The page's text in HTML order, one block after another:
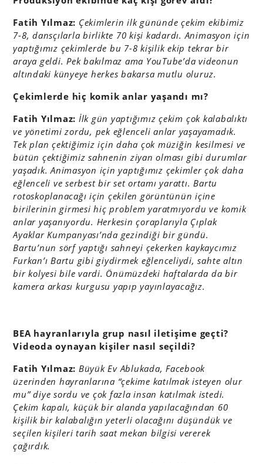
Fatih Yılmaz: Çekimlerin ilk gününde çekim ekibimiz
7-8, dansçılarla birlikte 70 kişi kadardı. Animasyon için
yaptığımız çekimlerde bu 7-8 kişilik ekip tekrar bir
araya geldi. Pek bakılmaz ama YouTube’da videonun
altındaki künyeye herkes bakarsa mutlu oluruz.
Çekimlerde hiç komik anlar yaşandı mı?
Fatih Yılmaz: İlk gün yaptığımız çekim çok kalabalıktı
ve yönetimi zordu, pek eğlenceli anlar yaşayamadık.
Tek plan çektiğimiz için daha çok müziğin kesilmesi ve
bütün çektiğimiz sahnenin ziyan olması gibi durumlar
yaşadık. Animasyon için yaptığımız çekimler çok daha
eğlenceli ve serbest bir set ortamı yarattı. Bartu
rotoskoplanacağı için çekilen görüntünün içine
birilerinin girmesi hiç problem yaratmıyordu ve komik
anlar yaşanıyordu. Herkesin çoraplarıyla Çıplak
Ayaklar Kumpanyası’nda gezindiği bir gündü.
Bartu’nun sörf yaptığı sahneyi çekerken kaykaycımız
Furkan’ı Bartu gibi giydirmek eğlenceliydi, sahte altın
bir kolyesi bile vardi. Önümüzdeki haftalarda da bir
kamera arkası kurgusu yapıp yayınlayacağız.
BEA hayranlarıyla grup nasıl iletişime geçti?
Videoda oynayan kişiler nasıl seçildi?
Fatih Yılmaz: Büyük Ev Ablukada, Facebook
üzerinden hayranlarına “çekime katılmak isteyen olur
mu” diye sordu ve çok fazla insan katılmak istedi.
Çekim kapalı, küçük bir alanda yapılacağından 60
kişilik bir kalabalığın yeterli olacağını düşündük ve
seçilen kişileri tarih saat mekan bilgisi vererek
çağırdık.